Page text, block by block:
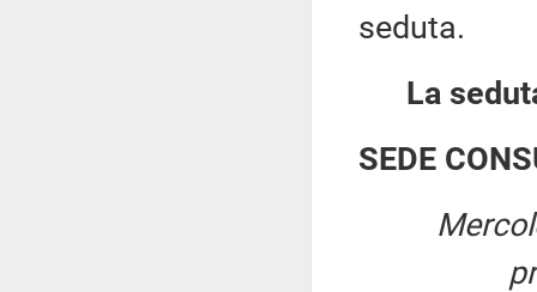
seduta.
La
SEDE